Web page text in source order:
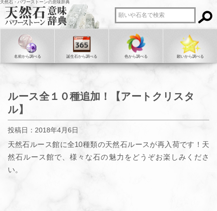
天然石・パワーストーンの意味辞典
名前から調べる 誕生石から調べる 色から調べる 願いから調べる
ルース全１０種追加！【アートクリスタ
ル】
投稿日：2018年4月6日
天然石ルース館に全10種類の天然石ルースが再入荷です！天
然石ルース館で、様々な石の魅力をどうぞお楽しみくださ
い。